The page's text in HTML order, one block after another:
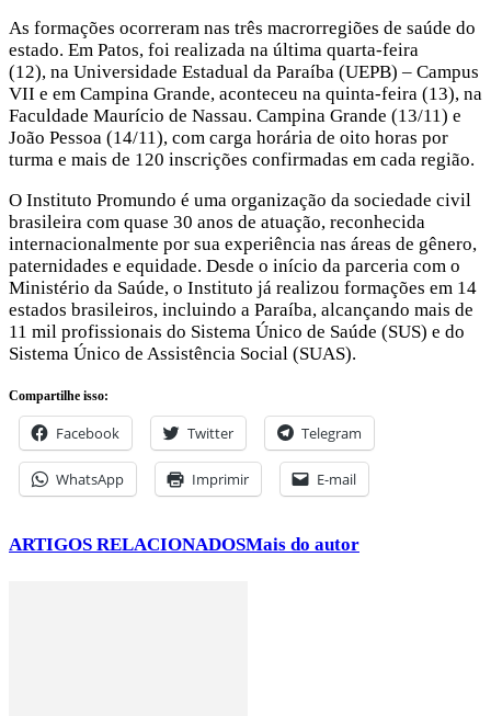
As formações ocorreram nas três macrorregiões de saúde do
estado. Em Patos, foi realizada na última quarta-feira
(12), na Universidade Estadual da Paraíba (UEPB) – Campus
VII e em Campina Grande, aconteceu na quinta-feira (13), na
Faculdade Maurício de Nassau. Campina Grande (13/11) e
João Pessoa (14/11), com carga horária de oito horas por
turma e mais de 120 inscrições confirmadas em cada região.
O Instituto Promundo é uma organização da sociedade civil
brasileira com quase 30 anos de atuação, reconhecida
internacionalmente por sua experiência nas áreas de gênero,
paternidades e equidade. Desde o início da parceria com o
Ministério da Saúde, o Instituto já realizou formações em 14
estados brasileiros, incluindo a Paraíba, alcançando mais de
11 mil profissionais do Sistema Único de Saúde (SUS) e do
Sistema Único de Assistência Social (SUAS).
Compartilhe isso:
Facebook Twitter Telegram
WhatsApp Imprimir E-mail
ARTIGOS RELACIONADOSMais do autor